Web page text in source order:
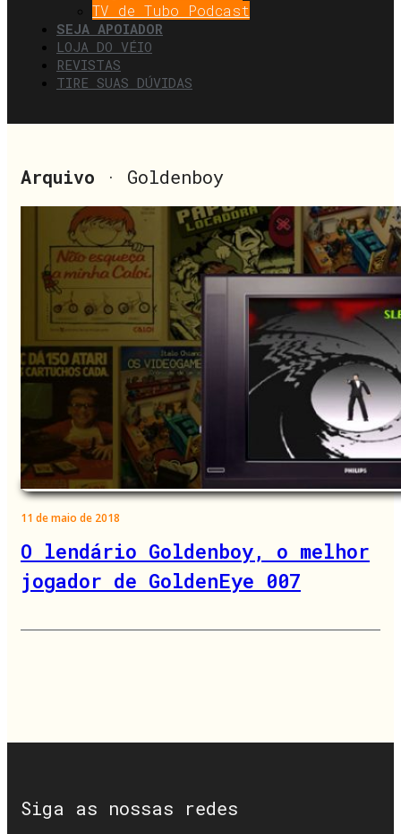
TV de Tubo Podcast
SEJA APOIADOR
LOJA DO VÉIO
REVISTAS
TIRE SUAS DÚVIDAS
Arquivo · Goldenboy
11 de maio de 2018
O lendário Goldenboy, o melhor
jogador de GoldenEye 007
Siga as nossas redes